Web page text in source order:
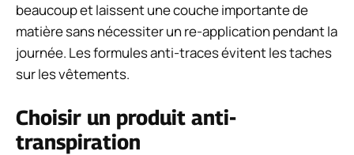
beaucoup et laissent une couche importante de
matière sans nécessiter un re-application pendant la
journée. Les formules anti-traces évitent les taches
sur les vêtements.
Choisir un produit anti-
transpiration